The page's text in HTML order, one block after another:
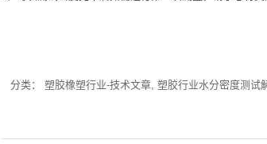
分类： 塑胶橡塑行业-技术文章, 塑胶行业水分密度测试